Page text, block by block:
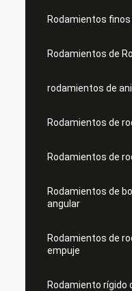
Rodamientos
Rodamientos de
rodamientos de
Rodamientos de
Rodamientos de
Rodamientos de
angular
Rodamientos de
empuje
Rodamiento rígido